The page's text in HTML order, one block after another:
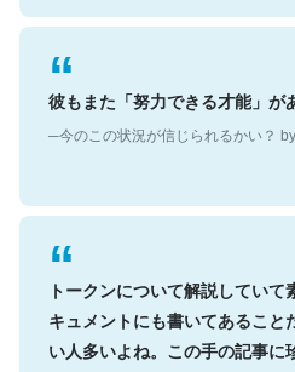
彼もまた「努力できる才能」が
─今のこの状況が信じられるかい？
トークンについて解説してい
キュメントにも書いてあること
い人多いよね。この手の記事に